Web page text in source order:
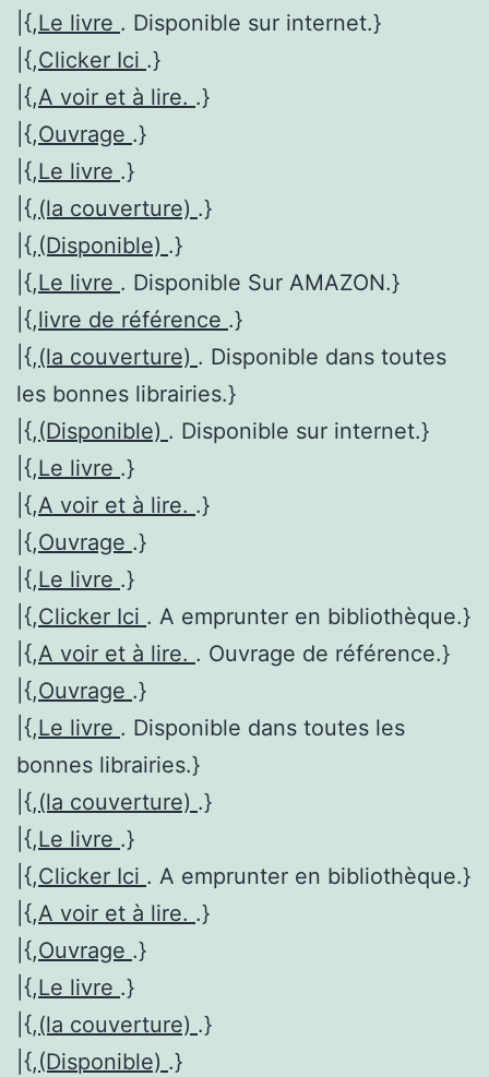
|{,Le livre . Disponible sur internet.}
|{,Clicker Ici .}
|{,A voir et à lire. .}
|{,Ouvrage .}
|{,Le livre .}
|{,(la couverture) .}
|{,(Disponible) .}
|{,Le livre . Disponible Sur AMAZON.}
|{,livre de référence .}
|{,(la couverture) . Disponible dans toutes
les bonnes librairies.}
|{,(Disponible) . Disponible sur internet.}
|{,Le livre .}
|{,A voir et à lire. .}
|{,Ouvrage .}
|{,Le livre .}
|{,Clicker Ici . A emprunter en bibliothèque.}
|{,A voir et à lire. . Ouvrage de référence.}
|{,Ouvrage .}
|{,Le livre . Disponible dans toutes les
bonnes librairies.}
|{,(la couverture) .}
|{,Le livre .}
|{,Clicker Ici . A emprunter en bibliothèque.}
|{,A voir et à lire. .}
|{,Ouvrage .}
|{,Le livre .}
|{,(la couverture) .}
|{,(Disponible) .}